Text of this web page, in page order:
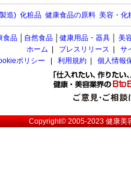
造) 化粧品 健康食品の原料 美容・化
食品 自然食品 健康用品・器具 美
ホーム
プレスリリース サ
ポリシー
利用規約 個人情報
Copyright© 2005-2023健康美